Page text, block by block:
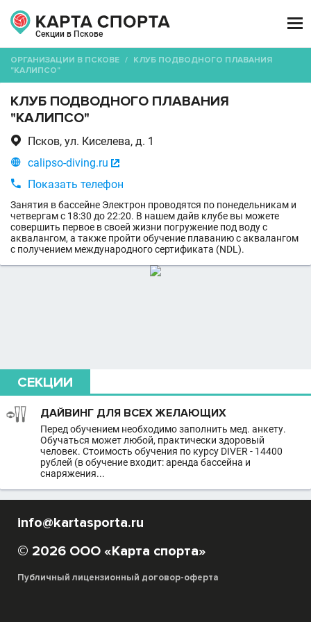
Секции в Пскове

ОРГАНИЗАЦИИ В ПСКОВЕ / КЛУБ ПОДВОДНОГО ПЛАВАНИЯ
"КАЛИПСО"
КЛУБ ПОДВОДНОГО ПЛАВАНИЯ
"КАЛИПСО"
 Псков, ул. Киселева, д. 1
 calipso-diving.ru 

Показать телефон
Занятия в бассейне Электрон проводятся по понедельникам и
четвергам с 18:30 до 22:20. В нашем дайв клубе вы можете
совершить первое в своей жизни погружение под воду с
аквалангом, а также пройти обучение плаванию с аквалангом
с получением международного сертификата (NDL).
СЕКЦИИ
ДАЙВИНГ ДЛЯ ВСЕХ ЖЕЛАЮЩИХ
Перед обучением необходимо заполнить мед. анкету.
Обучаться может любой, практически здоровый
человек. Стоимость обучения по курсу DIVER - 14400
рублей (в обучение входит: аренда бассейна и
снаряжения...
info@kartasporta.ru
© 2026 ООО «Карта спорта»
Публичный лицензионный договор-оферта